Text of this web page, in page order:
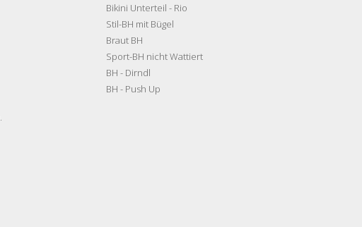
Bikini Unterteil - Rio
Stil-BH mit Bügel
Braut BH
Sport-BH nicht Wattiert
BH - Dirndl
BH - Push Up
.